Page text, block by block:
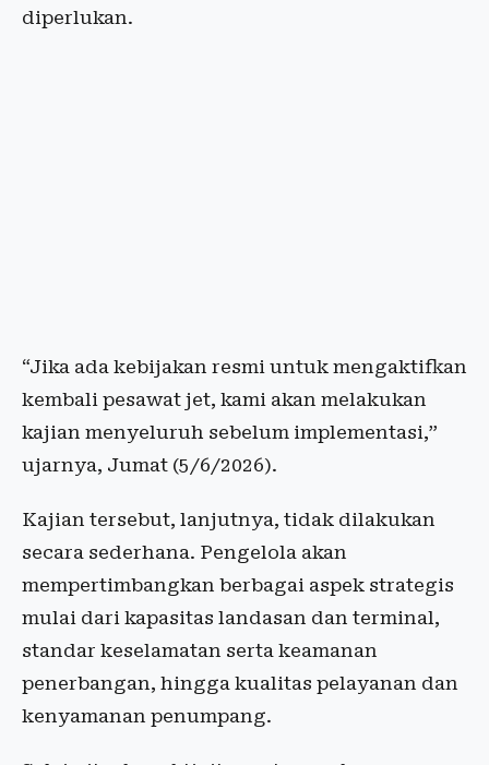
diperlukan.
“Jika ada kebijakan resmi untuk mengaktifkan
kembali pesawat jet, kami akan melakukan
kajian menyeluruh sebelum implementasi,”
ujarnya, Jumat (5/6/2026).
Kajian tersebut, lanjutnya, tidak dilakukan
secara sederhana. Pengelola akan
mempertimbangkan berbagai aspek strategis
mulai dari kapasitas landasan dan terminal,
standar keselamatan serta keamanan
penerbangan, hingga kualitas pelayanan dan
kenyamanan penumpang.